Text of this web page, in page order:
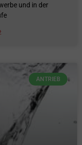
und in der
ANTRIEB